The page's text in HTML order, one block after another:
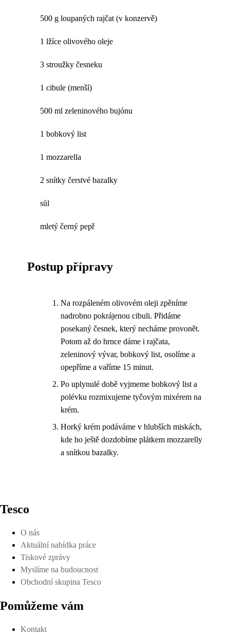
500 g loupaných rajčat (v konzervě)
1 lžíce olivového oleje
3 stroužky česneku
1 cibule (menší)
500 ml zeleninového bujónu
1 bobkový list
1 mozzarella
2 snítky čerstvé bazalky
sůl
mletý černý pepř
Postup přípravy
Na rozpáleném olivovém oleji zpěníme
nadrobno pokrájenou cibuli. Přidáme
posekaný česnek, který necháme provonět.
Potom až do hrnce dáme i rajčata,
zeleninový vývar, bobkový list, osolíme a
opepříme a vaříme 15 minut.
Po uplynulé době vyjmeme bobkový list a
polévku rozmixujeme tyčovým mixérem na
krém.
Horký krém podáváme v hlubších miskách,
kde ho ještě dozdobíme plátkem mozzarelly
a snítkou bazalky.
Tesco
O nás
Aktuální nabídka práce
Tiskové zprávy
Myslíme na budoucnost
Obchodní skupina Tesco
Pomůžeme vám
Kontakt